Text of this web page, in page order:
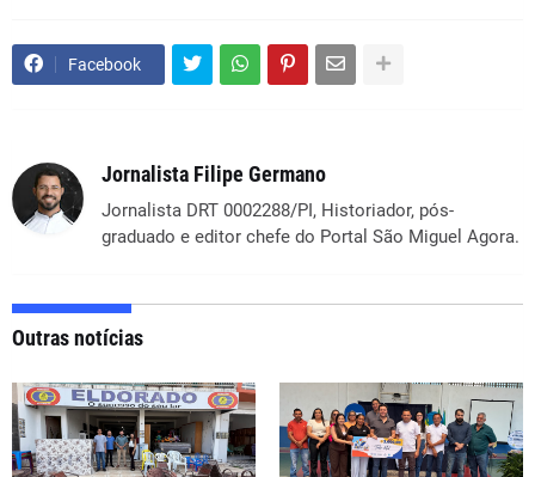
Facebook
Jornalista Filipe Germano
Jornalista DRT 0002288/PI, Historiador, pós-
graduado e editor chefe do Portal São Miguel Agora.
Outras notícias